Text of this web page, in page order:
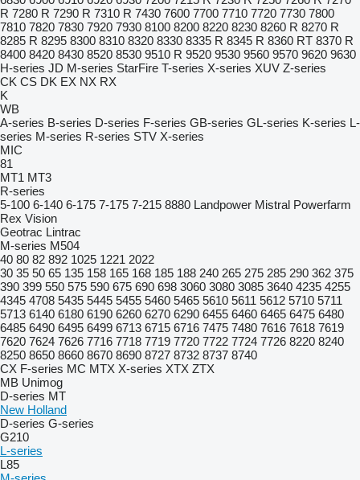
R 7280 R 7290 R 7310 R 7430 7600 7700 7710 7720 7730 7800
7810 7820 7830 7920 7930 8100 8200 8220 8230 8260 R 8270 R
8285 R 8295 8300 8310 8320 8330 8335 R 8345 R 8360 RT 8370 R
8400 8420 8430 8520 8530 9510 R 9520 9530 9560 9570 9620 9630
H-series JD M-series StarFire T-series X-series XUV Z-series
CK CS DK EX NX RX
K
WB
A-series B-series D-series F-series GB-series GL-series K-series L-
series M-series R-series STV X-series
MIC
81
MT1 MT3
R-series
5-100 6-140 6-175 7-175 7-215 8880 Landpower Mistral Powerfarm
Rex Vision
Geotrac Lintrac
M-series M504
40 80 82 892 1025 1221 2022
30 35 50 65 135 158 165 168 185 188 240 265 275 285 290 362 375
390 399 550 575 590 675 690 698 3060 3080 3085 3640 4235 4255
4345 4708 5435 5445 5455 5460 5465 5610 5611 5612 5710 5711
5713 6140 6180 6190 6260 6270 6290 6455 6460 6465 6475 6480
6485 6490 6495 6499 6713 6715 6716 7475 7480 7616 7618 7619
7620 7624 7626 7716 7718 7719 7720 7722 7724 7726 8220 8240
8250 8650 8660 8670 8690 8727 8732 8737 8740
CX F-series MC MTX X-series XTX ZTX
MB Unimog
D-series MT
New Holland
D-series G-series
G210
L-series
L85